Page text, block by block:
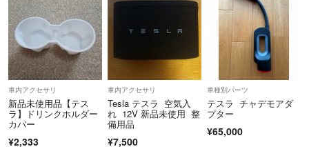
少しでも皆様との気持ちの良い取引をしたいと思います。不明な点は何
なりとご指摘ください。
商品発送後、商品受取り後のキャンセル、返品はお断りしております。
ショップ内まとめ買いしていただけますとありがたいです。お値引きし
ます。コメントください。
車内アクセサリ
新品未使用品【テス
ラ】ドリンクホルダー
カバー
¥2,333
車内アクセサリ
Tesla テスラ 空気入
れ 12V 新品未使用 整
備用品
¥7,500
車種別パーツ
テスラ チャデモアダ
プター
¥65,000